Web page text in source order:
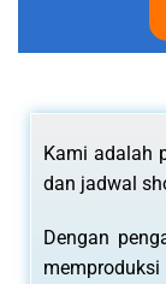
Kami adalah
dan jadwal
Dengan